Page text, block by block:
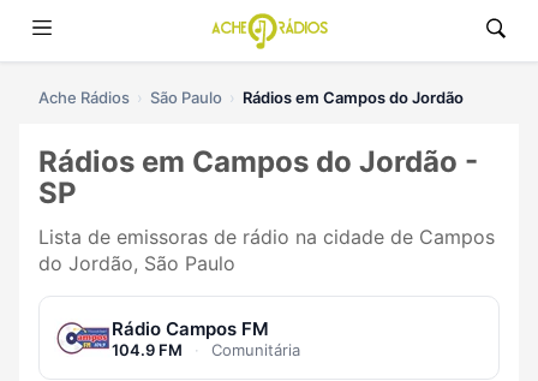
Ache Rádios São Paulo Rádios em Campos do Jordão
Rádios em Campos do Jordão -
SP
Lista de emissoras de rádio na cidade de Campos
do Jordão, São Paulo
Rádio Campos FM
104.9 FM · Comunitária